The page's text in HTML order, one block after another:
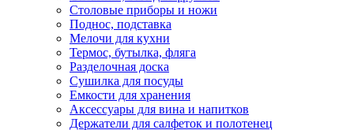
Столовые приборы и ножи
Поднос, подставка
Мелочи для кухни
Термос, бутылка, фляга
Разделочная доска
Сушилка для посуды
Емкости для хранения
Аксессуары для вина и напитков
Держатели для салфеток и полотенец